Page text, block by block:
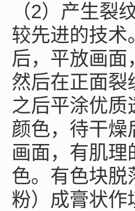
（2）产生裂
较先进的技术
后，平放画面
然后在正面裂
之后平涂优
颜色，待干燥
画面，有肌
色。有色块脱
粉）成膏状作